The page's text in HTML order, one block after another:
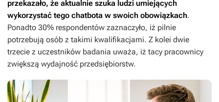
przekazało, że aktualnie szuka ludzi umiejących
wykorzystać tego chatbota w swoich obowiązkach.
Ponadto 30% respondentów zaznaczyło, iż pilnie
potrzebują osób z takimi kwalifikacjami. Z kolei dwie
trzecie z uczestników badania uważa, iż tacy pracownicy
zwiększą wydajność przedsiębiorstw.